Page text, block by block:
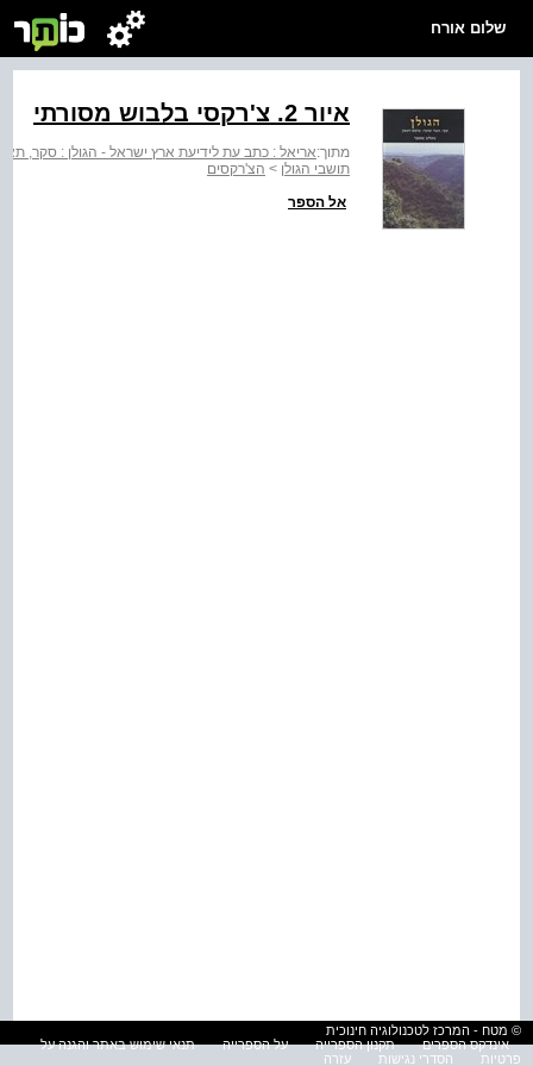
שלום אורח
איור ‭.2‬ צ'רקסי בלבוש מסורתי
מתוך:אריאל : כתב עת לידיעת ארץ ישראל - הגולן : סקר,
תושבי הגולן > הצ'רקסים
אל הספר
© מטח - המרכז לטכנולוגיה חינוכית
אינדקס הספרים
תקנון הספרייה על הספרייה
תנאי שימוש באתר והגנה על
פרטיות
הסדרי נגישות עזרה